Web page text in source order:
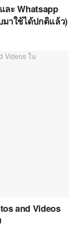
ละ Whatsapp
าใช้ได้ปกติแล้ว)
and Videos